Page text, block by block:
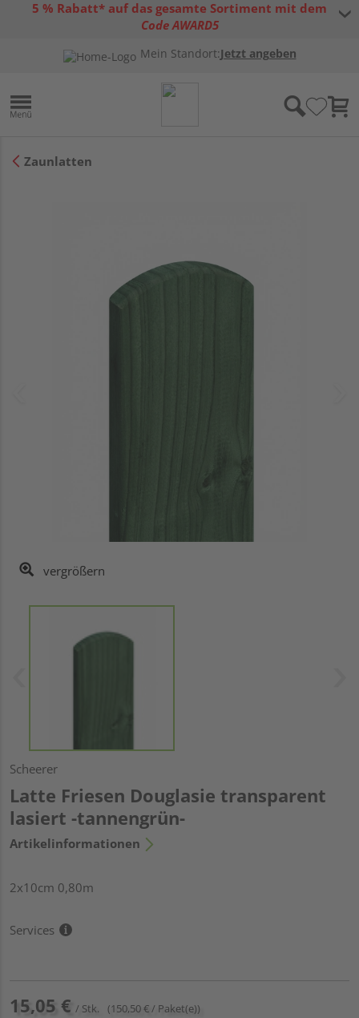
5 % Rabatt* auf das gesamte Sortiment mit dem
Code AWARD5
Gutscheinbedingungen
Mein Standort:Jetzt angeben
Zaunlatten
vergrößern
Scheerer
Latte Friesen Douglasie transparent
lasiert -tannengrün-
Artikelinformationen
2x10cm 0,80m
Services
15,05 € / Stk. (150,50 € / Paket(e))